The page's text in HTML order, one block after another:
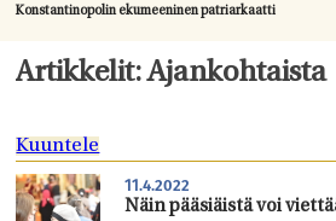
Konstantinopolin ekumeeninen patriarkaatti
Juhlat & toimitukset
Kirkot
Tule mukaan
Hautausmaa
Artikkelit: Ajankohtaista
Kuuntele
11.4.2022
Näin pääsiäistä voi